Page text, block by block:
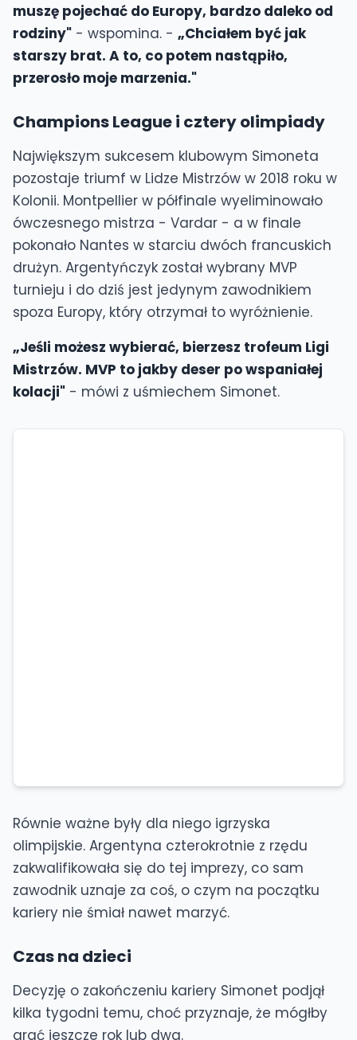
muszę pojechać do Europy, bardzo daleko od
rodziny" - wspomina. - „Chciałem być jak
starszy brat. A to, co potem nastąpiło,
przerosło moje marzenia."
Champions League i cztery olimpiady
Największym sukcesem klubowym Simoneta
pozostaje triumf w Lidze Mistrzów w 2018 roku w
Kolonii. Montpellier w półfinale wyeliminowało
ówczesnego mistrza - Vardar - a w finale
pokonało Nantes w starciu dwóch francuskich
drużyn. Argentyńczyk został wybrany MVP
turnieju i do dziś jest jedynym zawodnikiem
spoza Europy, który otrzymał to wyróżnienie.
„Jeśli możesz wybierać, bierzesz trofeum Ligi
Mistrzów. MVP to jakby deser po wspaniałej
kolacji" - mówi z uśmiechem Simonet.
Równie ważne były dla niego igrzyska
olimpijskie. Argentyna czterokrotnie z rzędu
zakwalifikowała się do tej imprezy, co sam
zawodnik uznaje za coś, o czym na początku
kariery nie śmiał nawet marzyć.
Czas na dzieci
Decyzję o zakończeniu kariery Simonet podjął
kilka tygodni temu, choć przyznaje, że mógłby
grać jeszcze rok lub dwa.